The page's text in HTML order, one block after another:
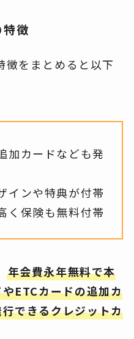
徴
をまとめると以下
加カードなども発
インや特典が付帯
く保険も無料付帯
年会費永年無料で本
ETCカードの追加カ
できるクレジットカ